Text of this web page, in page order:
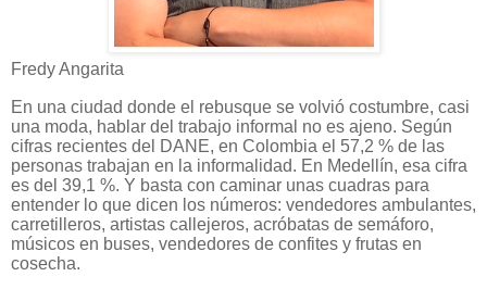
Fredy Angarita
En una ciudad donde el rebusque se volvió costumbre, casi
una moda, hablar del trabajo informal no es ajeno. Según
cifras recientes del DANE, en Colombia el 57,2 % de las
personas trabajan en la informalidad. En Medellín, esa cifra
es del 39,1 %. Y basta con caminar unas cuadras para
entender lo que dicen los números: vendedores ambulantes,
carretilleros, artistas callejeros, acróbatas de semáforo,
músicos en buses, vendedores de confites y frutas en
cosecha.